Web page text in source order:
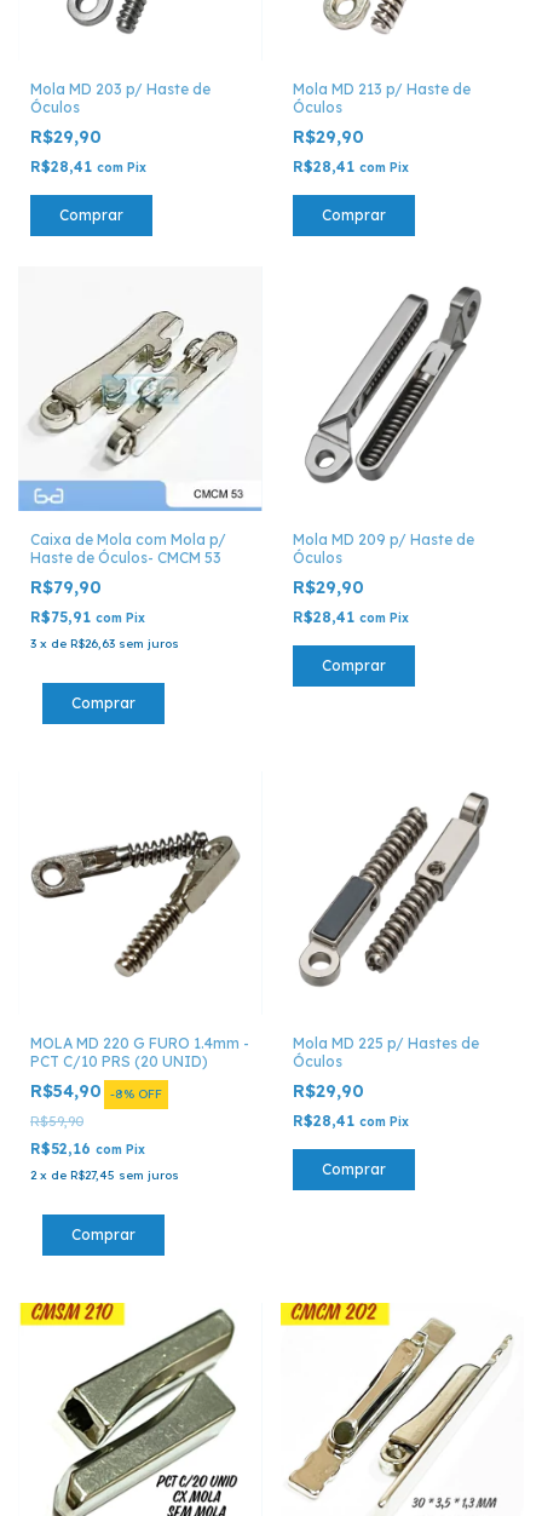
Mola MD 203 p/ Haste de
Óculos
R$29,90
R$28,41 com Pix
Comprar
Mola MD 213 p/ Haste de
Óculos
R$29,90
R$28,41 com Pix
Comprar
Caixa de Mola com Mola p/
Haste de Óculos- CMCM 53
R$79,90
R$75,91 com Pix
3 x de R$26,63 sem juros
Mola MD 209 p/ Haste de
Óculos
R$29,90
R$28,41 com Pix
Comprar
MOLA MD 220 G FURO 1.4mm -
PCT C/10 PRS (20 UNID)
R$54,90 -8% OFF
R$59,90
R$52,16 com Pix
2 x de R$27,45 sem juros
Mola MD 225 p/ Hastes de
Óculos
R$29,90
R$28,41 com Pix
Comprar